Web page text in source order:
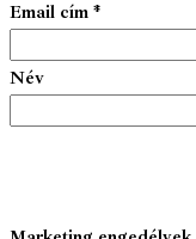
Email cím *
Név